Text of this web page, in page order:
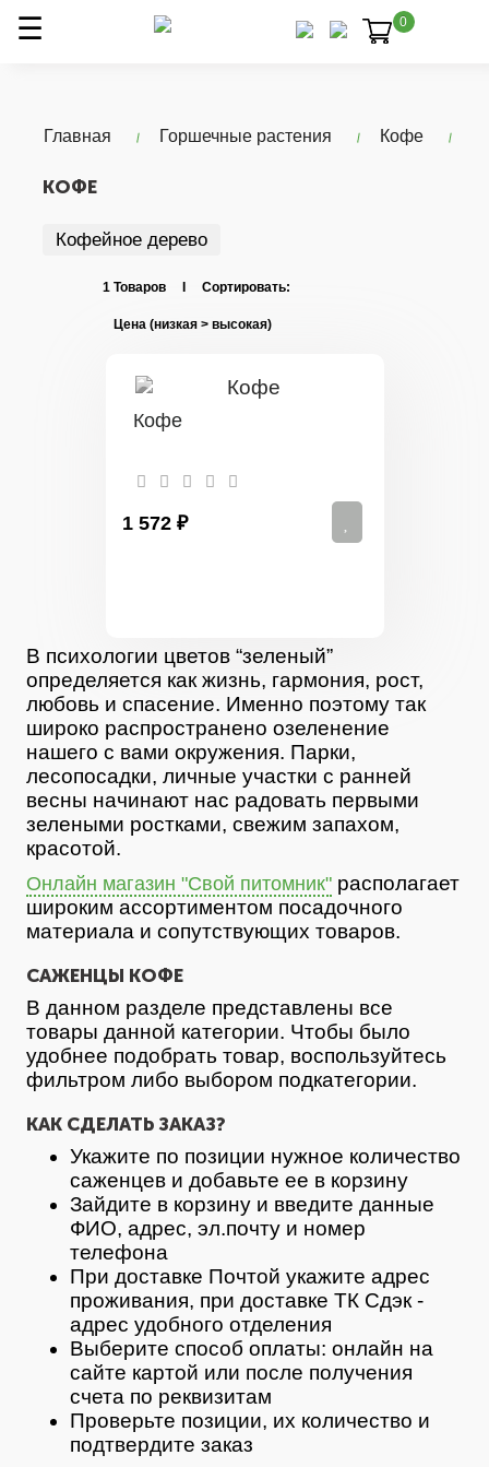
0
Главная Горшечные растения Кофе
КОФЕ
Кофейное дерево
1 Товаров I Сортировать:
Кофе
1 572 ₽
В психологии цветов “зеленый”
определяется как жизнь, гармония, рост,
любовь и спасение. Именно поэтому так
широко распространено озеленение
нашего с вами окружения. Парки,
лесопосадки, личные участки с ранней
весны начинают нас радовать первыми
зелеными ростками, свежим запахом,
красотой.
Онлайн магазин "Свой питомник" располагает
широким ассортиментом посадочного
материала и сопутствующих товаров.
САЖЕНЦЫ КОФЕ
В данном разделе представлены все
товары данной категории. Чтобы было
удобнее подобрать товар, воспользуйтесь
фильтром либо выбором подкатегории.
КАК СДЕЛАТЬ ЗАКАЗ?
Укажите по позиции нужное количество
саженцев и добавьте ее в корзину
Зайдите в корзину и введите данные
ФИО, адрес, эл.почту и номер
телефона
При доставке Почтой укажите адрес
проживания, при доставке ТК Сдэк -
адрес удобного отделения
Выберите способ оплаты: онлайн на
сайте картой или после получения
счета по реквизитам
Проверьте позиции, их количество и
подтвердите заказ